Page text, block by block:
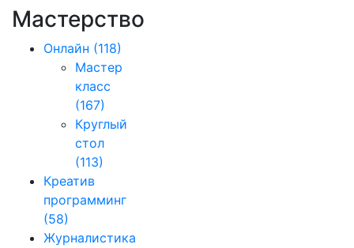
Мастерство
Онлайн (118)
Мастер
класс
(167)
Круглый
стол
(113)
Креатив
программинг
(58)
Журналистика